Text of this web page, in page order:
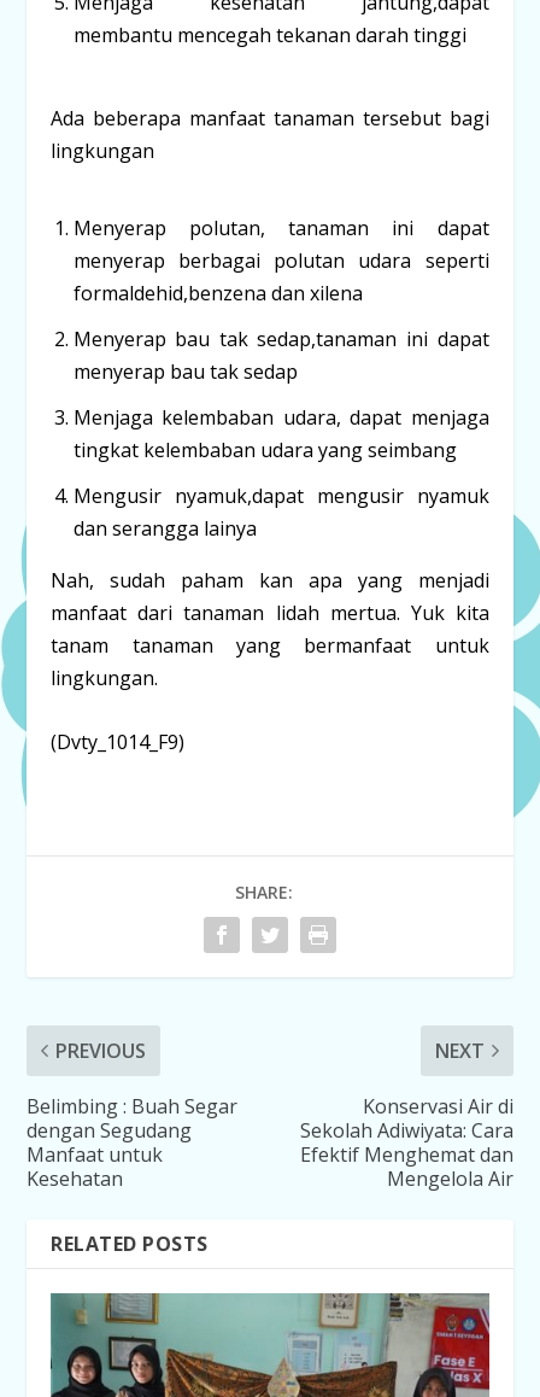
membantu mencegah tekanan darah tinggi
Ada beberapa manfaat tanaman tersebut bagi
lingkungan
Menyerap polutan, tanaman ini dapat
menyerap berbagai polutan udara seperti
formaldehid,benzena dan xilena
Menyerap bau tak sedap,tanaman ini dapat
menyerap bau tak sedap
Menjaga kelembaban udara, dapat menjaga
tingkat kelembaban udara yang seimbang
Mengusir nyamuk,dapat mengusir nyamuk
dan serangga lainya
Nah, sudah paham kan apa yang menjadi
manfaat dari tanaman lidah mertua. Yuk kita
tanam tanaman yang bermanfaat untuk
lingkungan.
(Dvty_1014_F9)
SHARE:
PREVIOUS
Belimbing : Buah Segar
dengan Segudang
Manfaat untuk
Kesehatan
NEXT
Konservasi Air di
Sekolah Adiwiyata: Cara
Efektif Menghemat dan
Mengelola Air
RELATED POSTS